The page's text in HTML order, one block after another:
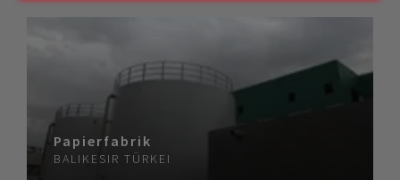
Papierfabrik
BALIKESIR TÜRKEI